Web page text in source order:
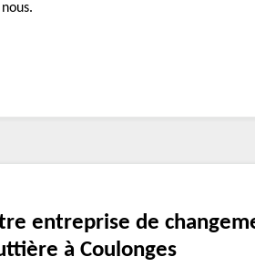
entreprise de
à Coulonges